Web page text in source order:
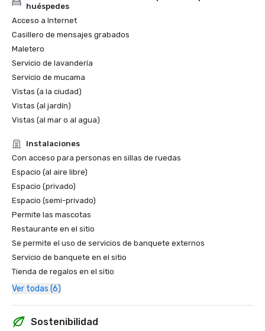
huéspedes
Acceso a Internet
Casillero de mensajes grabados
Maletero
Servicio de lavandería
Servicio de mucama
Vistas (a la ciudad)
Vistas (al jardín)
Vistas (al mar o al agua)
Instalaciones
Con acceso para personas en sillas de ruedas
Espacio (al aire libre)
Espacio (privado)
Espacio (semi-privado)
Permite las mascotas
Restaurante en el sitio
Se permite el uso de servicios de banquete externos
Servicio de banquete en el sitio
Tienda de regalos en el sitio
Ver todas (6)
Sostenibilidad